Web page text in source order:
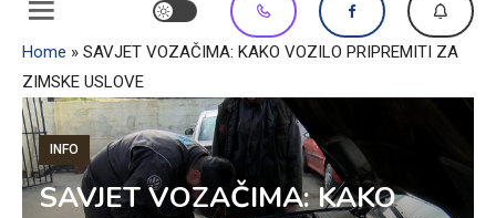
Home » SAVJET VOZAČIMA: KAKO VOZILO PRIPREMITI ZA
ZIMSKE USLOVE
INFO
SAVJET VOZAČIMA: KAKO